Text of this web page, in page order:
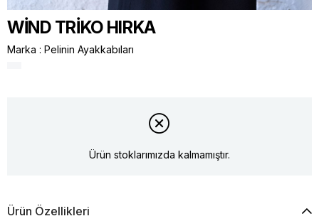
WİND TRİKO HIRKA
Marka : Pelinin Ayakkabıları
Ürün stoklarımızda kalmamıştır.
Ürün Özellikleri